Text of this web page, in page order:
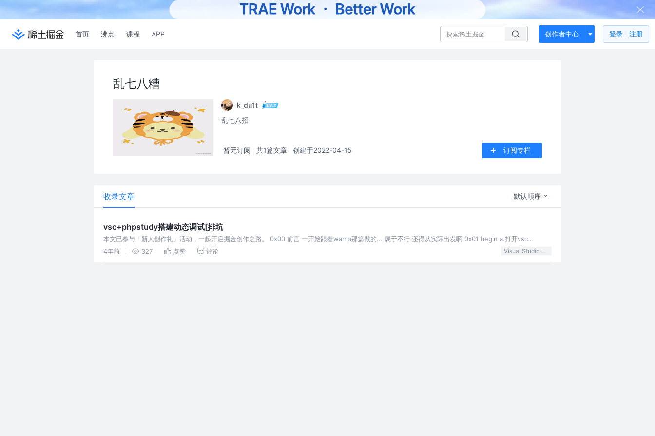
首页 沸点 课程 APP 创作者中心 登录 注册
乱七八糟
k_du1t
乱七八招
暂无订阅 共1篇文章 创建于2022-04-15 订阅专栏
收录文章 默认顺序
vsc+phpstudy搭建动态调试[排坑
本文已参与「新人创作礼」活动，一起开启掘金创作之路。 0x00 前言 一开始跟着wamp那篇做的... 属于不行 还得从实际出发啊 0x01 begin a.打开vsc
ctrl+shift+x or
4年前 327 点赞 评论 Visual Studio Code